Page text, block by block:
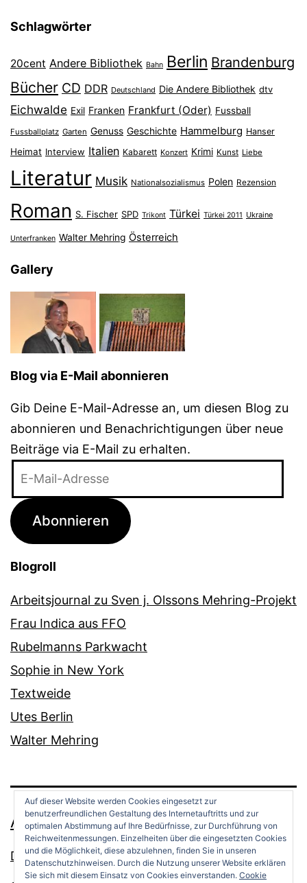
Schlagwörter
20cent Andere Bibliothek Bahn Berlin Brandenburg
Bücher CD DDR Deutschland Die Andere Bibliothek dtv
Eichwalde Exil Franken Frankfurt (Oder) Fussball
Fussballplatz Garten Genuss Geschichte Hammelburg Hanser
Heimat Interview Italien Kabarett Konzert Krimi Kunst Liebe
Literatur Musik Nationalsozialismus Polen Rezension
Roman S. Fischer SPD Trikont Türkei Türkei 2011 Ukraine
Unterfranken Walter Mehring Österreich
Gallery
Blog via E-Mail abonnieren
Gib Deine E-Mail-Adresse an, um diesen Blog zu
abonnieren und Benachrichtigungen über neue
Beiträge via E-Mail zu erhalten.
Adresse
Abonnieren
Blogroll
Arbeitsjournal zu Sven j. Olssons Mehring-Projekt
Frau Indica aus FFO
Rubelmanns Parkwacht
Sophie in New York
Textweide
Utes Berlin
Walter Mehring
ANDREAS OPPERMANN
Datenschutz
Auf dieser Website werden Cookies eingesetzt zur
benutzerfreundlichen Gestaltung des Internetauftritts und zur
optimalen Abstimmung auf Ihre Bedürfnisse, zur Durchführung von
Reichweitenmessungen. Einzelheiten über die eingesetzten Cookies
und die Möglichkeit, diese abzulehnen, finden Sie in unseren
Datenschutzhinweisen. Durch die Nutzung unserer Website erklären
Sie sich mit diesem Einsatz von Cookies einverstanden. Cookie